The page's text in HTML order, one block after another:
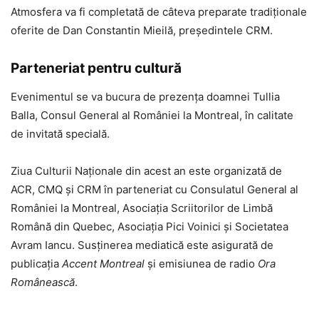
Atmosfera va fi completată de câteva preparate tradiționale
oferite de Dan Constantin Mieilă, președintele CRM.
Parteneriat pentru cultură
Evenimentul se va bucura de prezența doamnei Tullia
Balla, Consul General al României la Montreal, în calitate
de invitată specială.
Ziua Culturii Naționale din acest an este organizată de
ACR, CMQ și CRM în parteneriat cu Consulatul General al
României la Montreal, Asociația Scriitorilor de Limbă
Română din Quebec, Asociația Pici Voinici și Societatea
Avram Iancu. Susținerea mediatică este asigurată de
publicația Accent Montreal și emisiunea de radio Ora
Românească.